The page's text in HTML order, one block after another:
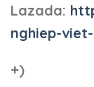
Lazada:
nghiep-
+)